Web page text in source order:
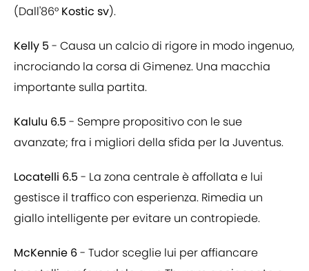
(Dall'86° Kostic sv).
Kelly 5 - Causa un calcio di rigore in modo ingenuo,
incrociando la corsa di Gimenez. Una macchia
importante sulla partita.
Kalulu 6.5 - Sempre propositivo con le sue
avanzate; fra i migliori della sfida per la Juventus.
Locatelli 6.5 - La zona centrale è affollata e lui
gestisce il traffico con esperienza. Rimedia un
giallo intelligente per evitare un contropiede.
McKennie 6- Tudor sceglie lui per affiancare